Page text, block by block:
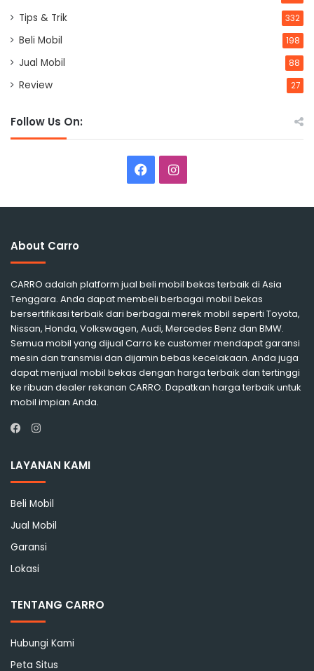
Tips & Trik 332
Beli Mobil 198
Jual Mobil 88
Review 27
Follow Us On:
FacebookInstagram
About Carro
CARRO adalah platform jual beli mobil bekas terbaik di Asia
Tenggara. Anda dapat membeli berbagai mobil bekas
bersertifikasi terbaik dari berbagai merek mobil seperti Toyota,
Nissan, Honda, Volkswagen, Audi, Mercedes Benz dan BMW.
Semua mobil yang dijual Carro ke customer mendapat garansi
mesin dan transmisi dan dijamin bebas kecelakaan. Anda juga
dapat menjual mobil bekas dengan harga terbaik dan tertinggi
ke ribuan dealer rekanan CARRO. Dapatkan harga terbaik untuk
mobil impian Anda.
Instagram
LAYANAN KAMI
Beli Mobil
Jual Mobil
Garansi
Lokasi
TENTANG CARRO
Hubungi Kami
Peta Situs